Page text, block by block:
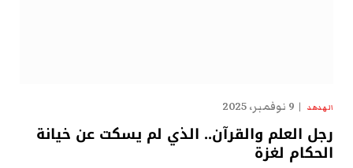
الهدهد 9 نوفمبر، 2025
رجل العلم والقرآن.. الذي لم يسكت عن خيانة
الحكام لغزة